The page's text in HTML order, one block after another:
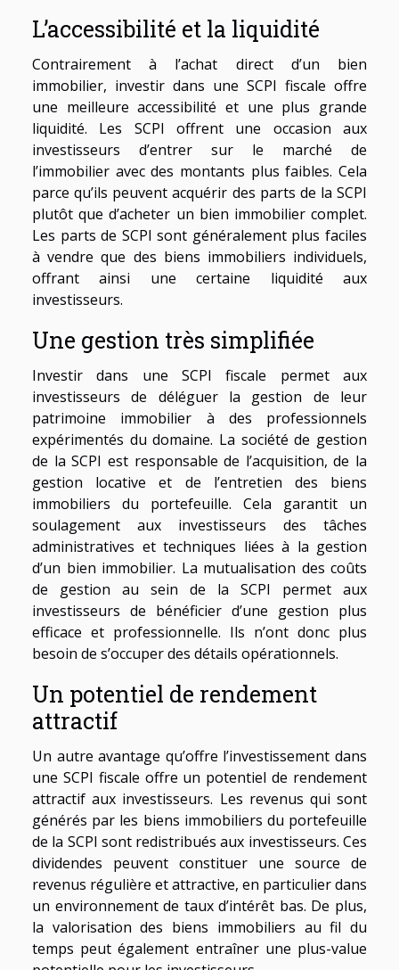
L’accessibilité et la liquidité
Contrairement à l’achat direct d’un bien
immobilier, investir dans une SCPI fiscale offre
une meilleure accessibilité et une plus grande
liquidité. Les SCPI offrent une occasion aux
investisseurs d’entrer sur le marché de
l’immobilier avec des montants plus faibles. Cela
parce qu’ils peuvent acquérir des parts de la SCPI
plutôt que d’acheter un bien immobilier complet.
Les parts de SCPI sont généralement plus faciles
à vendre que des biens immobiliers individuels,
offrant ainsi une certaine liquidité aux
investisseurs.
Une gestion très simplifiée
Investir dans une SCPI fiscale permet aux
investisseurs de déléguer la gestion de leur
patrimoine immobilier à des professionnels
expérimentés du domaine. La société de gestion
de la SCPI est responsable de l’acquisition, de la
gestion locative et de l’entretien des biens
immobiliers du portefeuille. Cela garantit un
soulagement aux investisseurs des tâches
administratives et techniques liées à la gestion
d’un bien immobilier. La mutualisation des coûts
de gestion au sein de la SCPI permet aux
investisseurs de bénéficier d’une gestion plus
efficace et professionnelle. Ils n’ont donc plus
besoin de s’occuper des détails opérationnels.
Un potentiel de rendement
attractif
Un autre avantage qu’offre l’investissement dans
une SCPI fiscale offre un potentiel de rendement
attractif aux investisseurs. Les revenus qui sont
générés par les biens immobiliers du portefeuille
de la SCPI sont redistribués aux investisseurs. Ces
dividendes peuvent constituer une source de
revenus régulière et attractive, en particulier dans
un environnement de taux d’intérêt bas. De plus,
la valorisation des biens immobiliers au fil du
temps peut également entraîner une plus-value